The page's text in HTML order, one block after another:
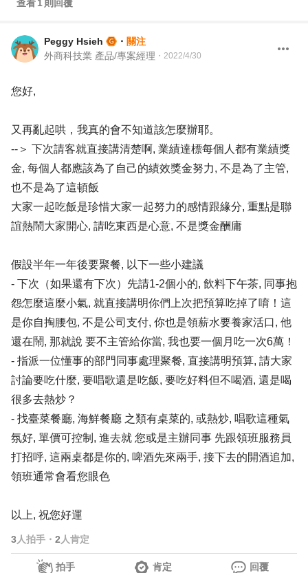
查看1 則回覆
Peggy Hsieh ・ 關注
外商科技業 產品/專案經理 ・ 2022/4/30
您好,
又再亂起哄，我真的會不知道該怎麼辦耶。
--＞ 下次請客就直接講清楚啊, 業績達標每個人都有業績獎
金, 每個人都應該為了自己的績效獎金努力, 不是為了主管,
也不是為了這頓飯
大家一起吃飯是珍惜大家一起努力的感情跟緣分, 重點是聯
誼熱鬧大家開心, 請吃東西是心意, 不是獎金酬庸
假設半年一年後要聚餐, 以下一些小建議
- 下次（如果還有下次）先請1-2個小的, 飲料下午茶, 同事抱
怨怎麼這麼小氣, 就直接講明你們上次把預算吃掉了唷！這
是你自掏腰包, 不是公司支付, 你也是領薪水要養家活口, 他
還在鬧, 那就說 要不主管給你當, 我也要一個月吃一次6萬！
- 指派一位懂事的部門同事處理聚餐, 直接講明預算, 請大家
討論要吃什麼, 要唱歌還是吃飯, 要吃好料但不喝酒, 還是喝
很多去熱炒？
- 找臺菜餐廳, 海鮮餐廳 之類有桌菜的, 或熱炒, 唱歌這種氣
氛好, 單價可控制, 進去就 您或是主辦同事 先跟領班服務員
打招呼, 這兩桌都是你的, 啤酒先來兩手, 接下去的開酒追加,
領班通常會看您眼色
以上, 祝您好運
3人拍手 ・ 2 人肯定
拍手 肯定 回覆